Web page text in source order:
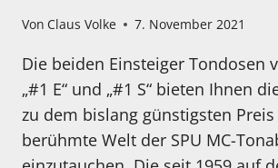
Von Claus Volke 7. November 2021
Die beiden Einsteiger Tondosen
„#1 E“ und „#1 S“ bieten Ihnen
zu dem bislang günstigsten
berühmte Welt der SPU MC-